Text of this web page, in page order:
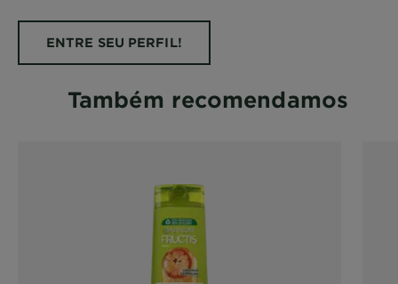
ENTRE SEU PERFIL!
Também recomendamos